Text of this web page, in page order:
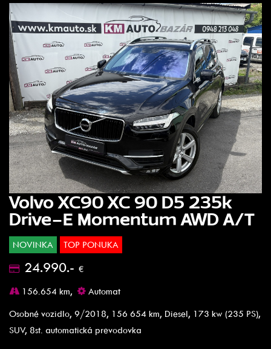
Volvo XC90 XC 90 D5 235k
Drive-E Momentum AWD A/T
NOVINKA TOP PONUKA
24.990.- €
156.654 km,
Automat
Osobné vozidlo, 9/2018, 156 654 km, Diesel, 173 kw (235 PS),
SUV, 8st. automatická prevodovka